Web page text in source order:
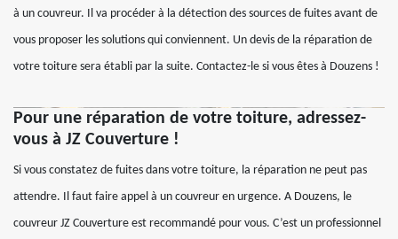
à un couvreur. Il va procéder à la détection des sources de fuites avant de
vous proposer les solutions qui conviennent. Un devis de la réparation de
votre toiture sera établi par la suite. Contactez-le si vous êtes à Douzens !
Pour une réparation de votre toiture, adressez-
vous à JZ Couverture !
Si vous constatez de fuites dans votre toiture, la réparation ne peut pas
attendre. Il faut faire appel à un couvreur en urgence. A Douzens, le
couvreur JZ Couverture est recommandé pour vous. C’est un professionnel